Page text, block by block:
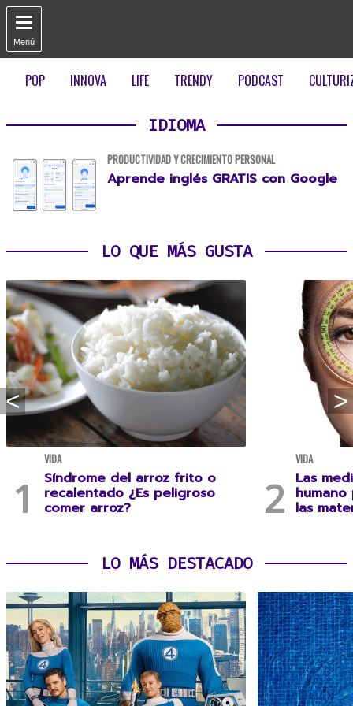

Menú
POP INNOVA LIFE TRENDY PODCAST
IDIOMA
PRODUCTIVIDAD Y CRECIMIENTO PERSONAL
Aprende inglés GRATIS con Google
LO QUE MÁS GUSTA
VIDA
Síndrome del arroz frito o
recalentado ¿Es peligroso
comer arroz?
VIDA
Las
las
LO MÁS DESTACADO